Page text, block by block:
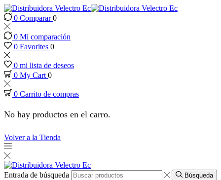
panel
panel
paketleri
0 Comparar0
0 Mi comparación
0 Favorites 0
0 mi lista de deseos
0 My Cart 0
0 Carrito de compras
No hay productos en el carro.
Volver a la Tienda
Entrada de búsqueda Búsqueda